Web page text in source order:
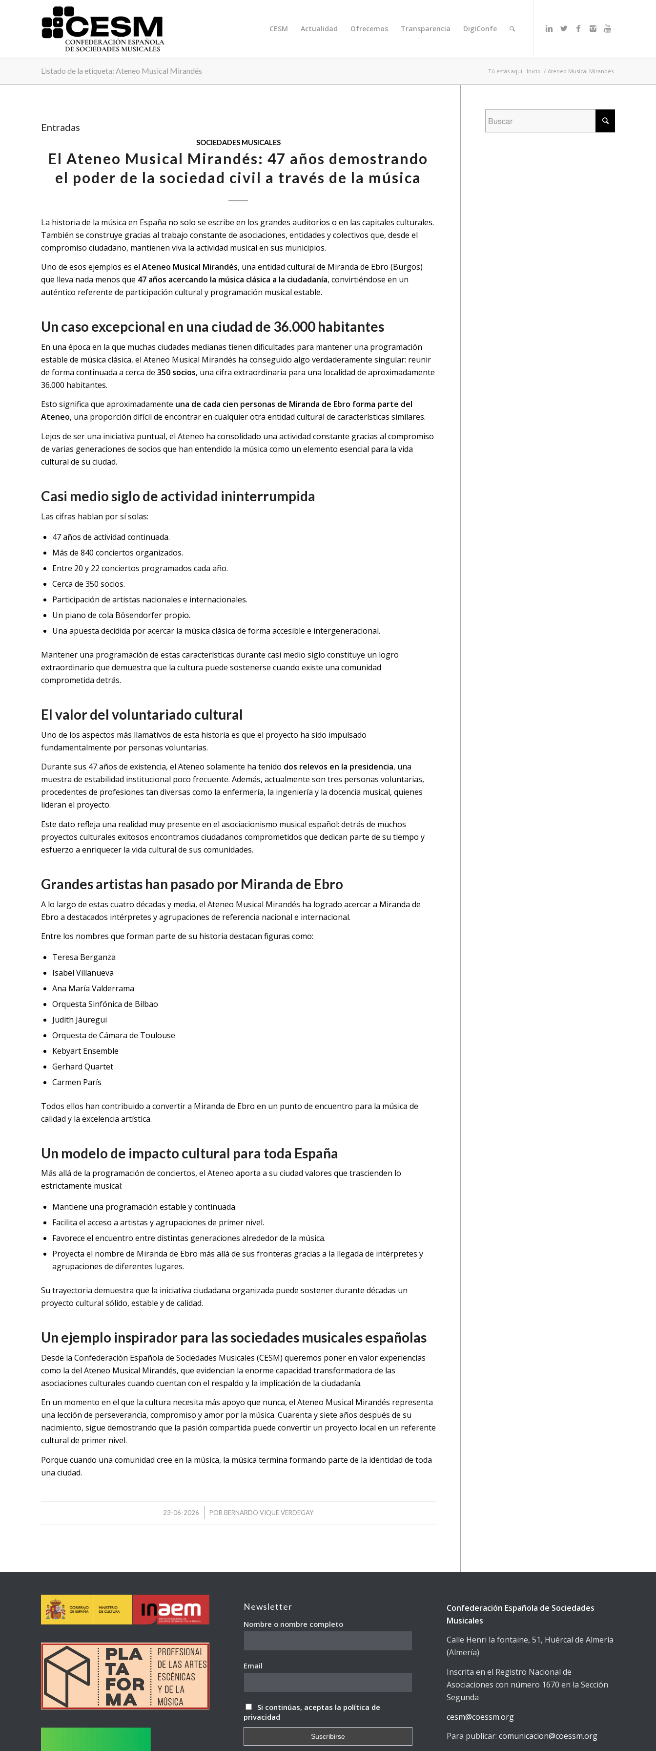
CESM Actualidad Ofrecemos Transparencia DigiConfe
Listado de la etiqueta: Ateneo Musical Mirandés Tú estás aquí: Inicio / Ateneo Musical Mirandés
Entradas
SOCIEDADES MUSICALES
El Ateneo Musical Mirandés: 47 años demostrando
el poder de la sociedad civil a través de la música
La historia de la música en España no solo se escribe en los grandes auditorios o en las capitales culturales.
También se construye gracias al trabajo constante de asociaciones, entidades y colectivos que, desde el
compromiso ciudadano, mantienen viva la actividad musical en sus municipios.
Uno de esos ejemplos es el Ateneo Musical Mirandés, una entidad cultural de Miranda de Ebro (Burgos)
que lleva nada menos que 47 años acercando la música clásica a la ciudadanía, convirtiéndose en un
auténtico referente de participación cultural y programación musical estable.
Un caso excepcional en una ciudad de 36.000 habitantes
En una época en la que muchas ciudades medianas tienen dificultades para mantener una programación
estable de música clásica, el Ateneo Musical Mirandés ha conseguido algo verdaderamente singular: reunir
de forma continuada a cerca de 350 socios, una cifra extraordinaria para una localidad de aproximadamente
36.000 habitantes.
Esto significa que aproximadamente una de cada cien personas de Miranda de Ebro forma parte del
Ateneo, una proporción difícil de encontrar en cualquier otra entidad cultural de características similares.
Lejos de ser una iniciativa puntual, el Ateneo ha consolidado una actividad constante gracias al compromiso
de varias generaciones de socios que han entendido la música como un elemento esencial para la vida
cultural de su ciudad.
Casi medio siglo de actividad ininterrumpida
Las cifras hablan por sí solas:
47 años de actividad continuada.
Más de 840 conciertos organizados.
Entre 20 y 22 conciertos programados cada año.
Cerca de 350 socios.
Participación de artistas nacionales e internacionales.
Un piano de cola Bösendorfer propio.
Una apuesta decidida por acercar la música clásica de forma accesible e intergeneracional.
Mantener una programación de estas características durante casi medio siglo constituye un logro
extraordinario que demuestra que la cultura puede sostenerse cuando existe una comunidad
comprometida detrás.
El valor del voluntariado cultural
Uno de los aspectos más llamativos de esta historia es que el proyecto ha sido impulsado
fundamentalmente por personas voluntarias.
Durante sus 47 años de existencia, el Ateneo solamente ha tenido dos relevos en la presidencia, una
muestra de estabilidad institucional poco frecuente. Además, actualmente son tres personas voluntarias,
procedentes de profesiones tan diversas como la enfermería, la ingeniería y la docencia musical, quienes
lideran el proyecto.
Este dato refleja una realidad muy presente en el asociacionismo musical español: detrás de muchos
proyectos culturales exitosos encontramos ciudadanos comprometidos que dedican parte de su tiempo y
esfuerzo a enriquecer la vida cultural de sus comunidades.
Grandes artistas han pasado por Miranda de Ebro
A lo largo de estas cuatro décadas y media, el Ateneo Musical Mirandés ha logrado acercar a Miranda de
Ebro a destacados intérpretes y agrupaciones de referencia nacional e internacional.
Entre los nombres que forman parte de su historia destacan figuras como:
Teresa Berganza
Isabel Villanueva
Ana María Valderrama
Orquesta Sinfónica de Bilbao
Judith Jáuregui
Orquesta de Cámara de Toulouse
Kebyart Ensemble
Gerhard Quartet
Carmen París
Todos ellos han contribuido a convertir a Miranda de Ebro en un punto de encuentro para la música de
calidad y la excelencia artística.
Un modelo de impacto cultural para toda España
Más allá de la programación de conciertos, el Ateneo aporta a su ciudad valores que trascienden lo
estrictamente musical:
Mantiene una programación estable y continuada.
Facilita el acceso a artistas y agrupaciones de primer nivel.
Favorece el encuentro entre distintas generaciones alrededor de la música.
Proyecta el nombre de Miranda de Ebro más allá de sus fronteras gracias a la llegada de intérpretes y
agrupaciones de diferentes lugares.
Su trayectoria demuestra que la iniciativa ciudadana organizada puede sostener durante décadas un
proyecto cultural sólido, estable y de calidad.
Un ejemplo inspirador para las sociedades musicales españolas
Desde la Confederación Española de Sociedades Musicales (CESM) queremos poner en valor experiencias
como la del Ateneo Musical Mirandés, que evidencian la enorme capacidad transformadora de las
asociaciones culturales cuando cuentan con el respaldo y la implicación de la ciudadanía.
En un momento en el que la cultura necesita más apoyo que nunca, el Ateneo Musical Mirandés representa
una lección de perseverancia, compromiso y amor por la música. Cuarenta y siete años después de su
nacimiento, sigue demostrando que la pasión compartida puede convertir un proyecto local en un referente
cultural de primer nivel.
Porque cuando una comunidad cree en la música, la música termina formando parte de la identidad de toda
una ciudad.
23-06-2026
/ POR BERNARDO VIQUE VERDEGAY
Newsletter
Nombre o nombre completo
Email
Si continúas, aceptas la política de
privacidad
Confederación Española de Sociedades
Musicales
Calle Henri la fontaine, 51, Huércal de Almería
(Almería)
Inscrita en el Registro Nacional de
Asociaciones con número 1670 en la Sección
Segunda
cesm@coessm.org
Para publicar:comunicacion@coessm.org